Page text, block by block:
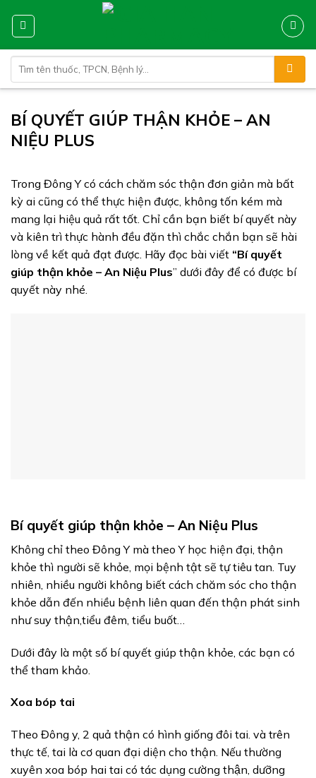
kiếm:
BÍ QUYẾT GIÚP THẬN KHỎE – AN
NIỆU PLUS
Trong Đông Y có cách chăm sóc thận đơn giản mà bất
kỳ ai cũng có thể thực hiện được, không tốn kém mà
mang lại hiệu quả rất tốt. Chỉ cần bạn biết bí quyết này
và kiên trì thực hành đều đặn thì chắc chắn bạn sẽ hài
lòng về kết quả đạt được. Hãy đọc bài viết “Bí quyết
giúp thận khỏe – An Niệu Plus” dưới đây để có được bí
quyết này nhé.
Bí quyết giúp thận khỏe – An Niệu Plus
Không chỉ theo Đông Y mà theo Y học hiện đại, thận
khỏe thì người sẽ khỏe, mọi bệnh tật sẽ tự tiêu tan. Tuy
nhiên, nhiều người không biết cách chăm sóc cho thận
khỏe dẫn đến nhiều bệnh liên quan đến thận phát sinh
như suy thận,tiểu đêm, tiểu buốt…
Dưới đây là một số bí quyết giúp thận khỏe, các bạn có
thể tham khảo.
Xoa bóp tai
Theo Đông y, 2 quả thận có hình giống đôi tai. và trên
thực tế, tai là cơ quan đại diện cho thận. Nếu thường
xuyên xoa bóp hai tai có tác dụng cường thận, dưỡng